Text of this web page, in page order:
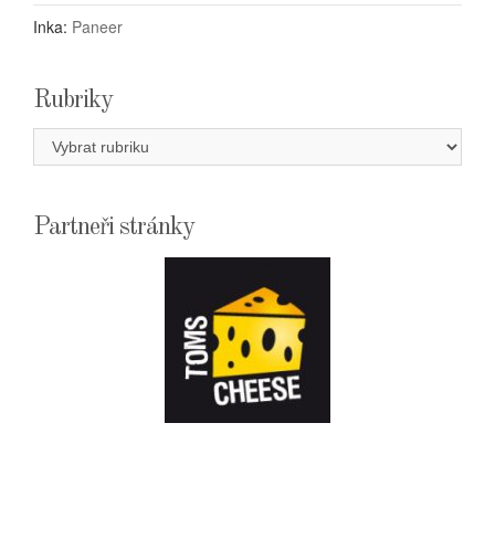
Inka: Paneer
Rubriky
Rubriky
Partneři stránky